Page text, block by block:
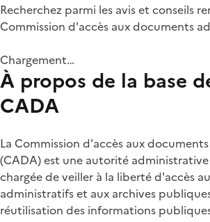
Recherchez parmi les avis et conseils
Commission d'accès aux documents
Chargement…
À propos de la base
CADA
La Commission d'accès aux
(CADA) est une autorité
chargée de veiller à la liberté d'accès
administratifs et aux archives
réutilisation des informations